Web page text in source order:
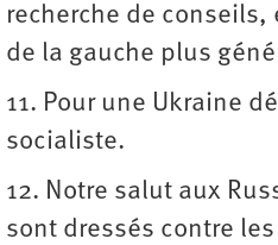
recherche de
de la gauche plus
11. Pour une Ukraine
socialiste.
12. Notre salut aux
sont dressés contre